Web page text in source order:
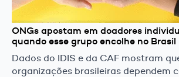
ONGs apostam em doadores
quando esse grupo encolhe no Brasil
Dados do IDIS e da CAF mostram
organizações brasileiras dependem